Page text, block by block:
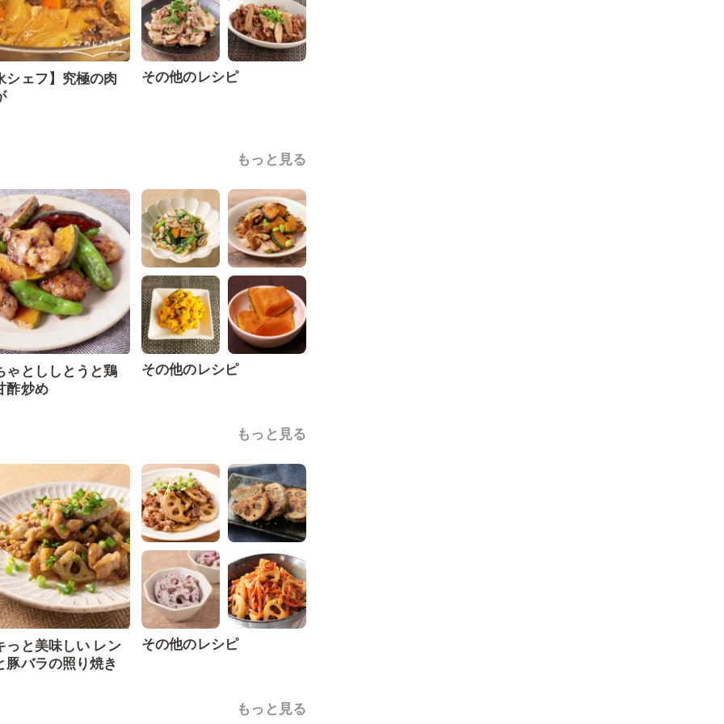
シェフ】究極の肉
その他のレシピ
もっと見る
ゃとししとうと鶏
酢炒め
その他のレシピ
もっと見る
っと美味しい レン
豚バラの照り焼き
その他のレシピ
もっと見る